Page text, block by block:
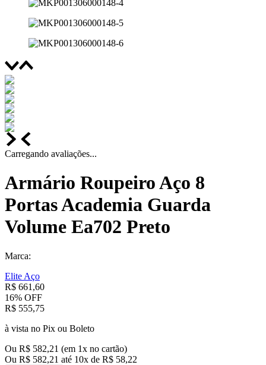
Carregando avaliações...
Armário Roupeiro Aço 8
Portas Academia Guarda
Volume Ea702 Preto
Marca:
Elite Aço
R$ 661 ,60
16% OFF
R$ 555,75
à vista no Pix ou Boleto
Ou R$ 582,21 (em 1x no cartão)
Ou R$ 582,21 até 10x de R$ 58,22